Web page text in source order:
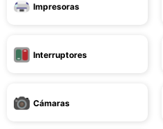
Impresoras
Interruptores
Cámaras